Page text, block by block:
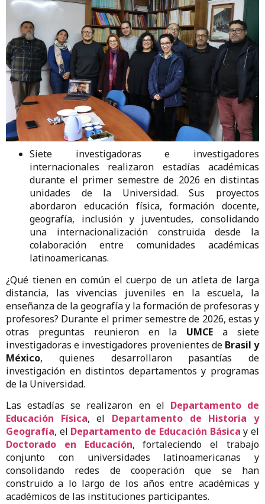
Siete investigadoras e investigadores
internacionales realizaron estadías académicas
durante el primer semestre de 2026 en distintas
unidades de la Universidad. Sus proyectos
abordaron educación física, formación docente,
geografía, inclusión y juventudes, consolidando
una internacionalización construida desde la
colaboración entre comunidades académicas
latinoamericanas.
¿Qué tienen en común el cuerpo de un atleta de larga
distancia, las vivencias juveniles en la escuela, la
enseñanza de la geografía y la formación de profesoras y
profesores? Durante el primer semestre de 2026, estas y
otras preguntas reunieron en la UMCE a siete
investigadoras e investigadores provenientes deBrasil y
México, quienes desarrollaron pasantías de
investigación en distintos departamentos y programas
de la Universidad.
Las estadías se realizaron en el Departamento de
Educación Física, el Departamento de Historia y
Geografía, el Departamento de Educación Básica y el
Doctorado en Educación, fortaleciendo el trabajo
conjunto con universidades latinoamericanas y
consolidando redes de cooperación que se han
construido a lo largo de los años entre académicas y
académicos de las instituciones participantes.